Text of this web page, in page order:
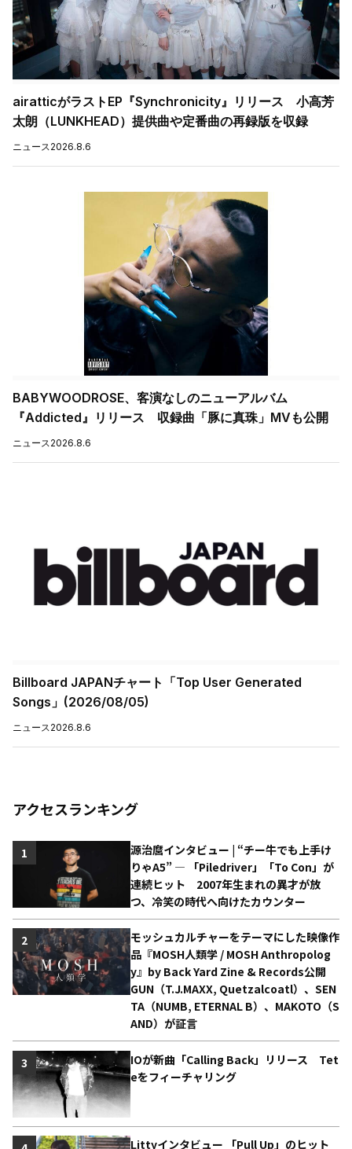
airatticがラストEP『Synchronicity』リリース 小高芳
太朗（LUNKHEAD）提供曲や定番曲の再録版を収録
ニュース2026.8.6
BABYWOODROSE、客演なしのニューアルバム
『Addicted』リリース 収録曲「豚に真珠」MVも公開
ニュース2026.8.6
Billboard JAPANチャート「Top User Generated
Songs」(2026/08/05)
ニュース 2026.8.6
アクセスランキング
源治麿インタビュー | “チー牛でも上手け
りゃA5” ― 「Piledriver」「To Con」が
連続ヒット 2007年生まれの異才が放
つ、冷笑の時代へ向けたカウンター
1
モッシュカルチャーをテーマにした映像作
品『MOSH人類学 / MOSH Anthropolog
y』by Back Yard Zine & Records公開
GUN（T.J.MAXX, Quetzalcoatl）、SEN
TA（NUMB, ETERNAL B）、MAKOTO（S
AND）が証言
2
IOが新曲「Calling Back」リリース Tet
eをフィーチャリング
3
Littyインタビュー 「Pull Up」のヒット